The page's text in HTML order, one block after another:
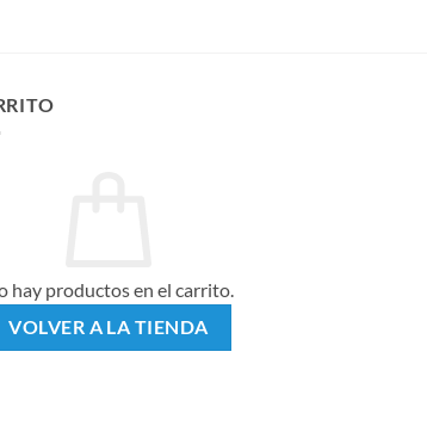
hay productos en el carrito.
VOLVER A LA TIENDA